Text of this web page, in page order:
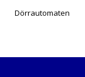
Dörrautomaten